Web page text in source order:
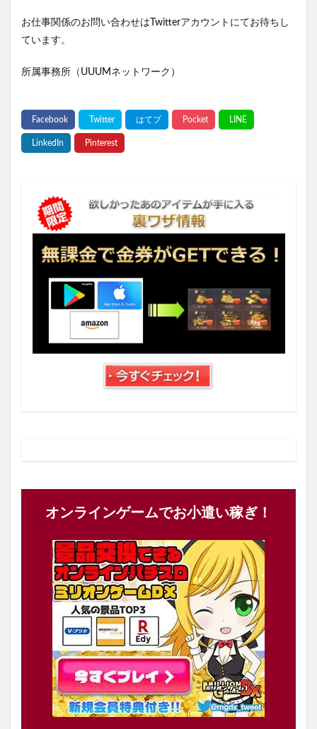
お仕事関係のお問い合わせはTwitterアカウントにてお待ちし
ています。
所属事務所（UUUMネットワーク）
オンラインゲームでお小遣い稼ぎ！